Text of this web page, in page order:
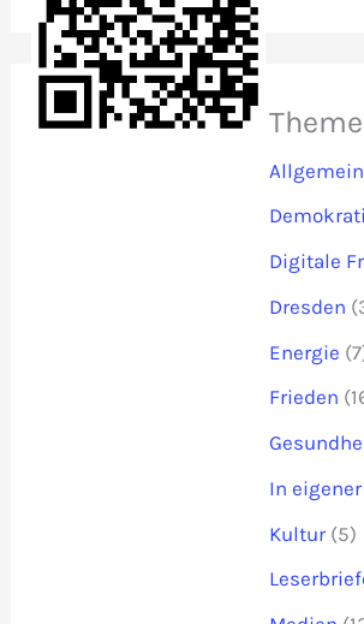
Allgemein
Digitale
Dresden
Energie
Frieden
In
Kultur (5)